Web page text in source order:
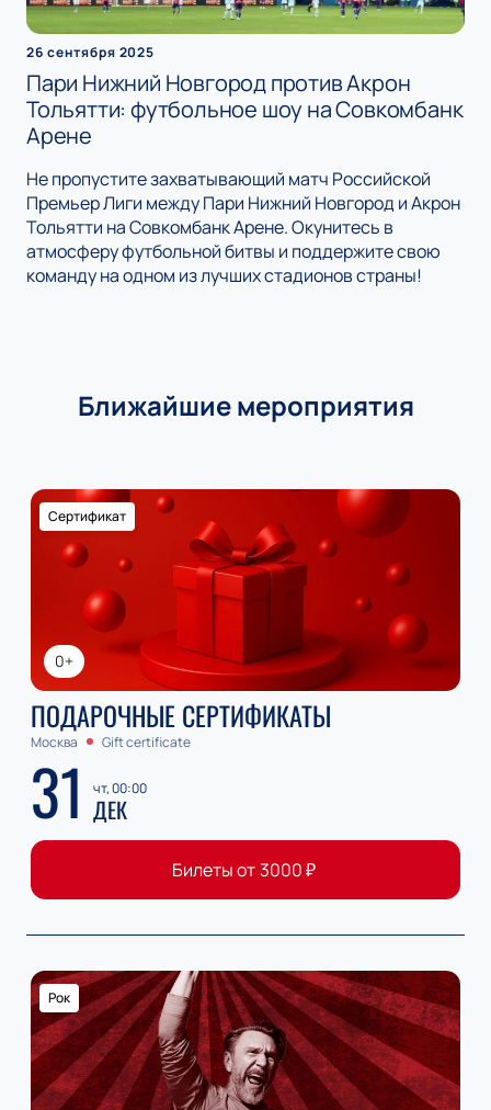
26 сентября 2025
Пари Нижний Новгород против Акрон
Тольятти: футбольное шоу на Совкомбанк
Арене
Не пропустите захватывающий матч Российской
Премьер Лиги между Пари Нижний Новгород и Акрон
Тольятти на Совкомбанк Арене. Окунитесь в
атмосферу футбольной битвы и поддержите свою
команду на одном из лучших стадионов страны!
Ближайшие мероприятия
0+
Сертификат
ПОДАРОЧНЫЕ СЕРТИФИКАТЫ
Москва Gift certificate
31 чт, 00:00
ДЕК
Билеты от 3000₽
Рок